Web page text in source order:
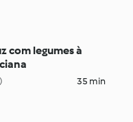
com legumes à
35 min